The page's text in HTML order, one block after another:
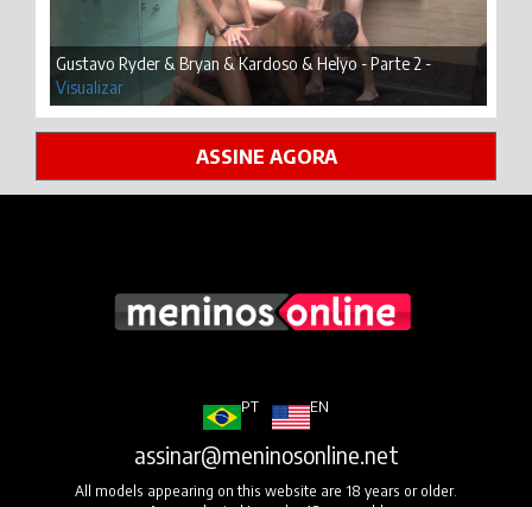
Gustavo Ryder & Bryan & Kardoso & Helyo - Parte 2 -
Visualizar
ASSINE AGORA
PT EN
assinar@meninosonline.net
All models appearing on this website are 18 years or older.